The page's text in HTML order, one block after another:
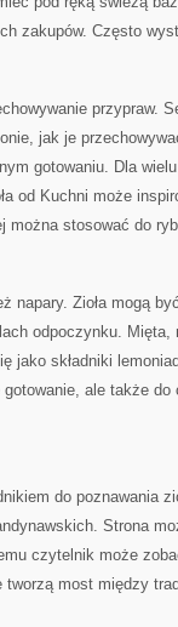
zakupów. Często
przypraw.
jak je
gotowaniu. Dla
od Kuchni może
można stosować do
napary. Zioła mogą
odpoczynku. Mięta,
jako składniki
ale także
do poznawania
Strona
czytelnik może
tworzą most między